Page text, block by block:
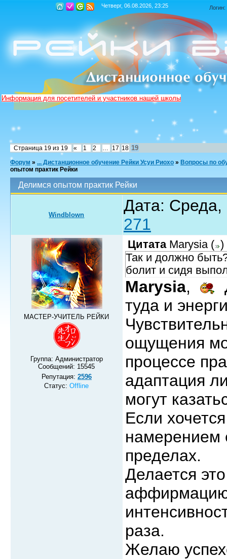
Четверг, 06.08.2026, 23:25 Логин:
Информация для посетителей и участников нашей школы
Страница 19 из 19 « 1 2 17 18 19
Форум » ... Дистанционное обучение Рейки Усуи Риохо » Вопросы по
опытом практик Рейки
Делимся опытом практик Рейки
Windblown
Дата:
271
МАСТЕР-УЧИТЕЛЬ РЕЙКИ
Группа: Администратор
Сообщений: 15545
Репутация: 2596
Статус:Offline
Цитата Marysia ( )
Так и должно
болит и сидя
Marysia,
туда и
ощущения
процессе
адаптация
могут
Если
намерением
пределах.
Делается
раза.
Желаю